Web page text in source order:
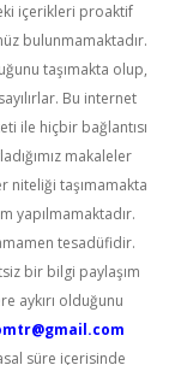
içerikleri proaktif
bulunmamaktadır.
taşımakta olup,
Bu internet
ile hiçbir bağlantısı
makaleler
niteliği taşımamakta
yapılmamaktadır.
tesadüfidir.
bir bilgi paylaşım
aykırı olduğunu
süre içerisinde